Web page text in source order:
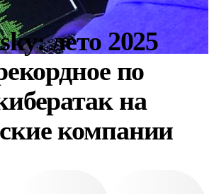
лето 2025
по
на
компании